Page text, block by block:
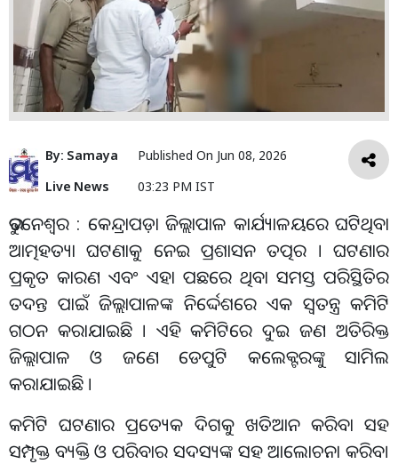
By: Samaya
Live News
Published On Jun 08, 2026
03:23 PM IST
ଭୁବନେଶ୍ୱର : କେନ୍ଦ୍ରାପଡ଼ା ଜିଲ୍ଲାପାଳ କାର୍ଯ୍ୟାଳୟରେ ଘଟିଥିବା
ଆତ୍ମହତ୍ୟା ଘଟଣାକୁ ନେଇ ପ୍ରଶାସନ ତତ୍ପର । ଘଟଣାର
ପ୍ରକୃତ କାରଣ ଏବଂ ଏହା ପଛରେ ଥିବା ସମସ୍ତ ପରିସ୍ଥିତିର
ତଦନ୍ତ ପାଇଁ ଜିଲ୍ଲାପାଳଙ୍କ ନିର୍ଦ୍ଦେଶରେ ଏକ ସ୍ୱତନ୍ତ୍ର କମିଟି
ଗଠନ କରାଯାଇଛି । ଏହି କମିଟିରେ ଦୁଇ ଜଣ ଅତିରିକ୍ତ
ଜିଲ୍ଲାପାଳ ଓ ଜଣେ ଡେପୁଟି କଲେକ୍ଟରଙ୍କୁ ସାମିଲ
କରାଯାଇଛି ।
କମିଟି ଘଟଣାର ପ୍ରତ୍ୟେକ ଦିଗକୁ ଖତିଆନ କରିବା ସହ
ସମ୍ପୃକ୍ତ ବ୍ୟକ୍ତି ଓ ପରିବାର ସଦସ୍ୟଙ୍କ ସହ ଆଲୋଚନା କରିବ।